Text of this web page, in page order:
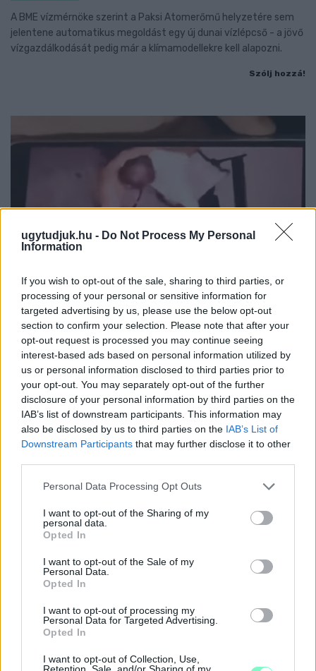
ugytudjuk.hu - Do Not Process My Personal
Information
If you wish to opt-out of the sale, sharing to third parties, or
processing of your personal or sensitive information for
targeted advertising by us, please use the below opt-out
section to confirm your selection. Please note that after your
opt-out request is processed you may continue seeing
interest-based ads based on personal information utilized by
us or personal information disclosed to third parties prior to
your opt-out. You may separately opt-out of the further
disclosure of your personal information by third parties on the
IAB’s list of downstream participants. This information may
also be disclosed by us to third parties on the IAB’s List of
Downstream Participants that may further disclose it to other
Please note that this website/app uses one or more Google
not limited to your visit or usage behaviour. You may click to
grant or deny consent to Google and its third-party tags to
use your data for below specified purposes in below Google
consent section.
Personal Data Processing Opt Outs
I want to opt-out of the Sharing of my
personal data.
Opted In
I want to opt-out of the Sale of my
Personal Data.
Opted In
I want to opt-out of processing my
Personal Data for Targeted Advertising.
Opted In
I want to opt-out of Collection, Use,
Retention, Sale, and/or Sharing of my
A BME vízmérnöke szerint a Paksi Atomerőmű helyzetére sem
jelentene automatikus megoldást egy új dunai vízlépcső - a jövő
vízgazdálkodását pedig már a klímamodellekre kell alapozni.
Szólj hozzá!
MEGRÁZÓ VIDEÓ BÁBOLNÁRÓL: HAJLÉKTALAN
FÉRFIT BÁNTALMAZTAK ÉS ALÁZTAK MEG - HELYI
INFORMÁCIÓINK SZERINT A RENDŐRSÉG MÁR
INTÉZKEDIK AZ ÜGYBEN
A felvételen egy padon alvó férfit ütnek meg, majd arra
kényszerítik, hogy térdre ereszkedve megcsókolja egyikük
bakancsát.